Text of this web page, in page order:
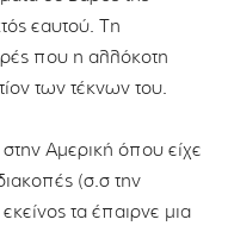
εαυτού. Τη
που η αλλόκοτη
των τέκνων του.
στην Αμερική όπου είχε
(σ.σ την
τα έπαιρνε μια